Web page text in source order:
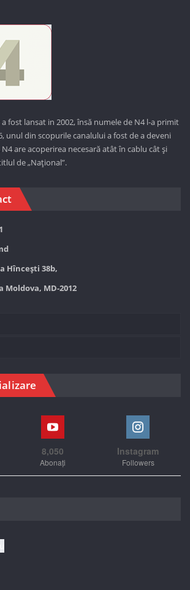
fost lansat in 2002, însă numele de N4 l-a primit
unul din scopurile canalului a fost de a deveni
N4 are acoperirea necesară atât în cablu cât și
de „Național”.
Hînceşti 38b,
Moldova, MD-2012
8,050
Abonați
Instagram
Followers